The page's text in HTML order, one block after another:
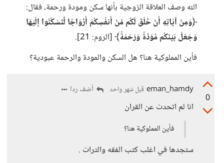
الله وصف العلاقة الزوجية بأنها سكن ومودة ورحمة، فقال:
﴿وَمِنْ آيَاتِهِ أَنْ خَلَقَ لَكُم مِّنْ أَنفُسِكُمْ أَزْوَاجًا لِّتَسْكُنُوا إِلَيْهَا
وَجَعَلَ بَيْنَكُم مَّوَدَّةً وَرَحْمَةً﴾[الروم: 21].
فأين المملوكية هنا؟ هل السكن والمودة والرحمة عبودية؟
0
eman_hamdy قبل شهر واحد أضف ردا
انا لم اتحدث عن القران
فأين المملوكية هنا؟
ستجدها في اغلب كتب الفقه والتراث .